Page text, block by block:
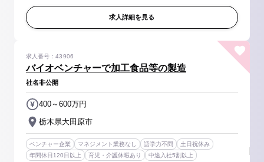
すればOKです！ ■商品の仕分け・出荷業務 ■資材在庫管理 ■
労務管理、品質&コス...
求人詳細を見る
バイオベンチャーで加工食品等の製造
求人番号：43906
社名非公開
栃木県大田原市
400～600万円
ベンチャー企業 マネジメント業務なし 語学力不問
土日祝休み
年間休日120日以上
育児・介護休暇あり 中途入社5割以上